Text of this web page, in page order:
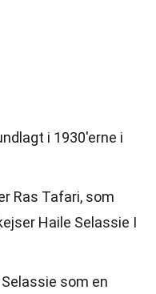
i 1930'erne i
Ras Tafari, som
Haile Selassie I
som en